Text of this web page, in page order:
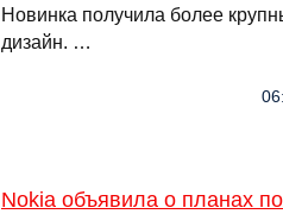
Новинка получила более
дизайн. …
Nokia объявила о планах